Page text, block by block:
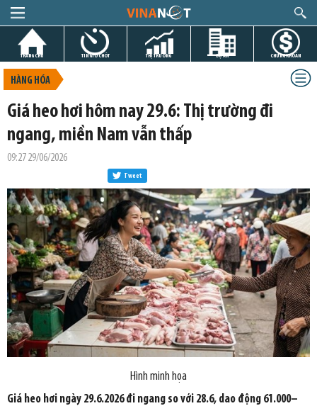
TRANG CHỦ TIN GIỜ CHÓT THỊ TRƯỜNG DỰ ÁN CHỨNG KHOÁN
HÀNG HÓA
Giá heo hơi hôm nay 29.6: Thị trường đi
ngang, miền Nam vẫn thấp
09:27 29/06/2026
Tweet
Hình minh họa
Giá heo hơi ngày 29.6.2026 đi ngang so với 28.6, dao động 61.000–